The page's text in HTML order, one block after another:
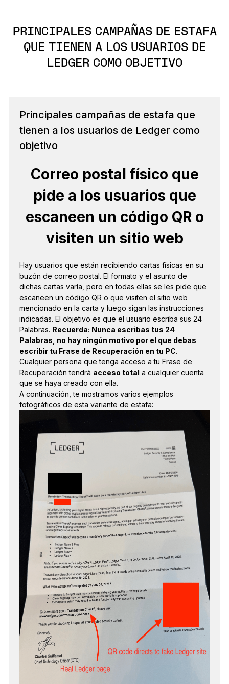
PRINCIPALES CAMPAÑAS DE ESTAFA
QUE TIENEN A LOS USUARIOS DE
LEDGER COMO OBJETIVO
Principales campañas de estafa que
tienen a los usuarios de Ledger como
objetivo
Correo postal físico que
pide a los usuarios que
escaneen un código QR o
visiten un sitio web
Hay usuarios que están recibiendo cartas físicas en su
buzón de correo postal. El formato y el asunto de
dichas cartas varía, pero en todas ellas se les pide que
escaneen un código QR o que visiten el sitio web
mencionado en la carta y luego sigan las instrucciones
indicadas. El objetivo es que el usuario escriba sus 24
Palabras. Recuerda: Nunca escribas tus 24
Palabras, no hay ningún motivo por el que debas
escribir tu Frase de Recuperación en tu PC.
Cualquier persona que tenga acceso a tu Frase de
Recuperación tendrá acceso total a cualquier cuenta
que se haya creado con ella.
A continuación, te mostramos varios ejemplos
fotográficos de esta variante de estafa: